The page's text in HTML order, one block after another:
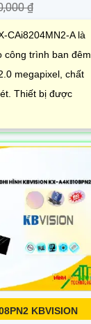
₫
CAi8204MN2-A là
công trình ban đêm
megapixel, chất
Thiết bị được
KBVISION